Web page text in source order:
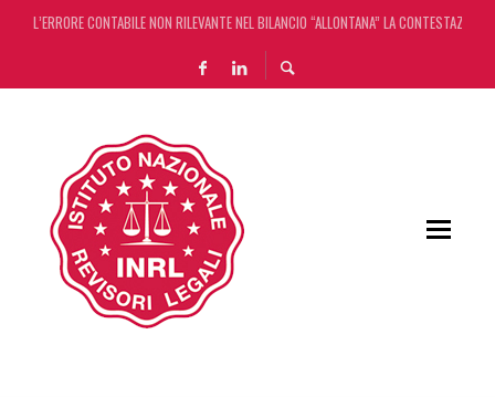
L’ERRORE CONTABILE NON RILEVANTE NEL BILANCIO “ALLONTANA” LA CONTESTAZIONE
DECRETO OMNIBUS: CON IL CONCORDATO UNO ‘SCUDO’ FISCALE DI 4 ANNI
CHIUSURA ESTIVA DELLA RASSEGNA STAMPA INRL: DAL 10 AL 24 AGOSTO